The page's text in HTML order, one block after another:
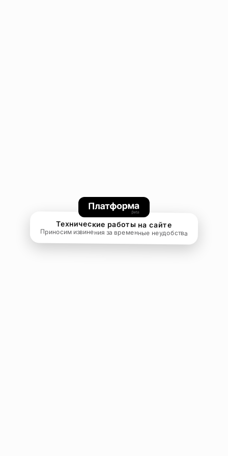
Технические работы на сайте
Приносим извинения за временные неудобства